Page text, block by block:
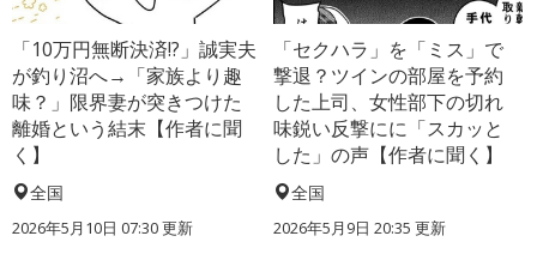
「10万円無断決済!?」誠実夫
が釣り沼へ→「家族より趣
味？」限界妻が突きつけた
離婚という結末【作者に聞
く】
全国
2026年5月10日 07:30 更新
「セクハラ」を「ミス」で
撃退？ツインの部屋を予約
した上司、女性部下の切れ
味鋭い反撃にに「スカッと
した」の声【作者に聞く】
全国
2026年5月9日 20:35 更新